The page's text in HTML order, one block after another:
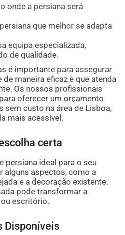
onde a persiana será
que melhor se adapta
equipa especializada,
de qualidade.
é importante para assegurar
de maneira eficaz e que atenda
Os nossos profissionais
oferecer um orçamento
sem custo na área de Lisboa,
mais acessível.
certa
persiana ideal para o seu
alguns aspectos, como a
e a decoração existente.
pode transformar a
escritório.
Disponíveis